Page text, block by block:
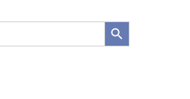
Search Button